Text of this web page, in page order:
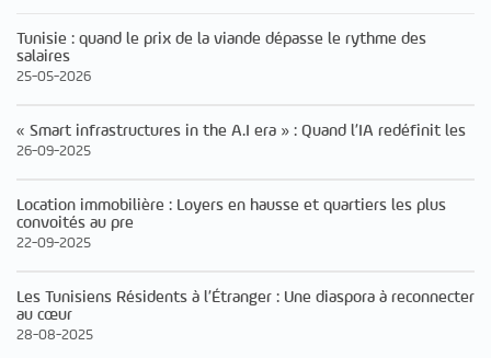
Tunisie : quand le prix de la viande dépasse le rythme des
salaires
25-05-2026
« Smart infrastructures in the A.I era » : Quand l’IA redéfinit les
26-09-2025
Location immobilière : Loyers en hausse et quartiers les plus
convoités au pre
22-09-2025
Les Tunisiens Résidents à l’Étranger : Une diaspora à reconnecter
au cœur
28-08-2025